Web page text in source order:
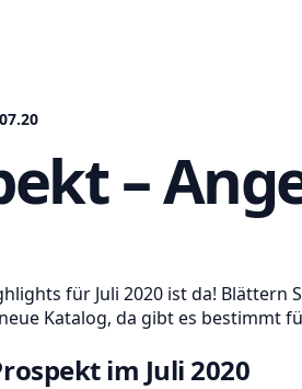
–
für Juli 2020 ist da!
Katalog, da gibt es bestimmt
im Juli 2020